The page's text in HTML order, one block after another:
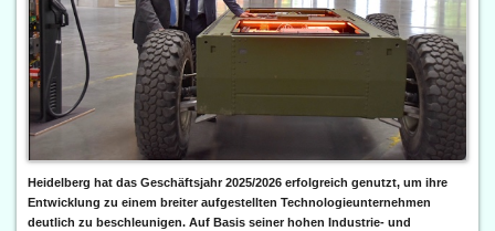
Heidelberg hat das Geschäftsjahr 2025/2026 erfolgreich genutzt, um ihre
Entwicklung zu einem breiter aufgestellten Technologieunternehmen
deutlich zu beschleunigen. Auf Basis seiner hohen Industrie- und